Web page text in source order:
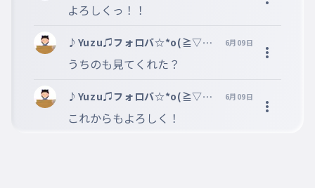
キー推し）＠party
よろしくっ！！
♪Yuzu♫フォロバ☆*o(≧▽≦
6月09日
うちのも見てくれた？
♪Yuzu♫フォロバ☆*o(≧▽≦
6月09日
これからもよろしく！